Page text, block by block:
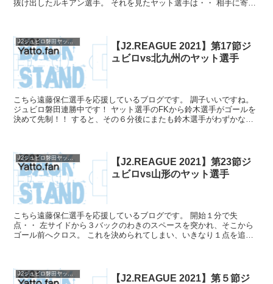
抜け出したルキアン選手。 それを見たヤット選手は・・ 相手に寄せ
J2ジュビロ磐田ヤットファン2021
【J2.REAGUE 2021】第17節ジ
ュビロvs北九州のヤット選手
こちら遠藤保仁選手を応援しているブログです。 調子いいですね。
ジュビロ磐田連勝中です！ ヤット選手のFKから鈴木選手がゴールを
決めて先制！！ すると、その６分後にまたも鈴木選手がわずかなシ
J2ジュビロ磐田ヤットファン2021
【J2.REAGUE 2021】第23節ジ
ュビロvs山形のヤット選手
こちら遠藤保仁選手を応援しているブログです。 開始１分で失
点・・ 左サイドから３バックのわきのスペースを突かれ、そこから
ゴール前へクロス。 これを決められてしまい、いきなり１点を追い
J2ジュビロ磐田ヤットファン2021
【J2.REAGUE 2021】第５節ジ